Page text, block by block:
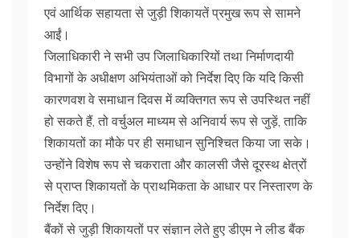
एवं आर्थिक सहायता से जुड़ी शिकायतें प्रमुख रूप से सामने
आईं।
जिलाधिकारी ने सभी उप जिलाधिकारियों तथा निर्माणदायी
विभागों के अधीक्षण अभियंताओं को निर्देश दिए कि यदि किसी
कारणवश वे समाधान दिवस में व्यक्तिगत रूप से उपस्थित नहीं
हो सकते हैं, तो वर्चुअल माध्यम से अनिवार्य रूप से जुड़ें, ताकि
शिकायतों का मौके पर ही समाधान सुनिश्चित किया जा सके।
उन्होंने विशेष रूप से चकराता और कालसी जैसे दूरस्थ क्षेत्रों
से प्राप्त शिकायतों के प्राथमिकता के आधार पर निस्तारण के
निर्देश दिए।
बैंकों से जुड़ी शिकायतों पर संज्ञान लेते हुए डीएम ने लीड बैंक